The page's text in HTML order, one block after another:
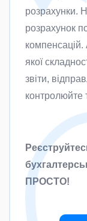
розрахунки.
розрахунок
якої
звіти,
контролюйте
ПРОСТО!